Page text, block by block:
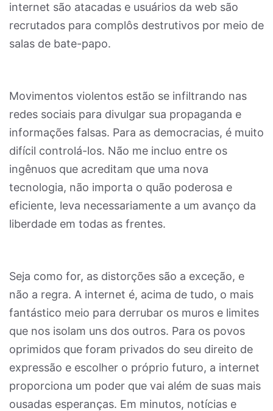
internet são atacadas e usuários da web são
recrutados para complôs destrutivos por meio de
salas de bate-papo.
Movimentos violentos estão se infiltrando nas
redes sociais para divulgar sua propaganda e
informações falsas. Para as democracias, é muito
difícil controlá-los. Não me incluo entre os
ingênuos que acreditam que uma nova
tecnologia, não importa o quão poderosa e
eficiente, leva necessariamente a um avanço da
liberdade em todas as frentes.
Seja como for, as distorções são a exceção, e
não a regra. A internet é, acima de tudo, o mais
fantástico meio para derrubar os muros e limites
que nos isolam uns dos outros. Para os povos
oprimidos que foram privados do seu direito de
expressão e escolher o próprio futuro, a internet
proporciona um poder que vai além de suas mais
ousadas esperanças. Em minutos, notícias e